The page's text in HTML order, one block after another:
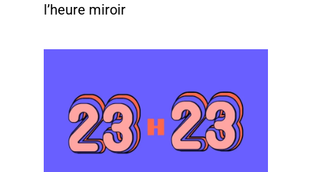
l’heure miroir